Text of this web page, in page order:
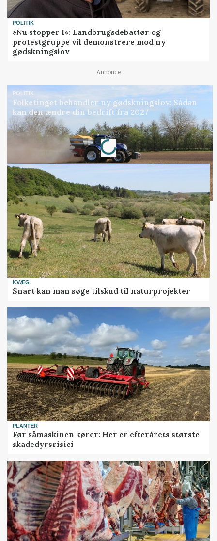
POLITIK
»Nu stopper I«: Landbrugsdebattør og
protestgruppe vil demonstrere mod ny
gødskningslov
Annonce
POLITIK
Folketinget behandler ny gødskningslov: Sådan
kan den ændre din bedrift fra 2027
Annonce
Loading...
KVÆG
Snart kan man søge tilskud til naturprojekter
PLANTER
Før såmaskinen kører: Her er efterårets største
skadedyrsrisici